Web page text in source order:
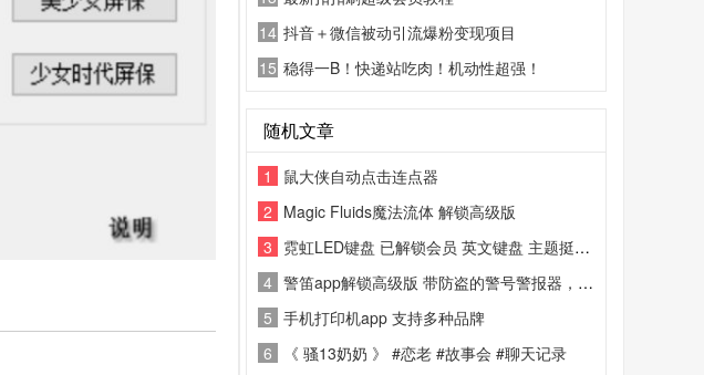
14 抖音＋微信被动引流爆粉变现项目
15 稳得一B！快递站吃肉！机动性超强！
随机文章
1
鼠大侠自动点击连点器
2 Magic Fluids魔法流体 解锁高级版
3 霓虹LED键盘 已解锁会员 英文键盘 主题挺多的
4 警笛app解锁高级版 带防盗的警号警报器，警号铃声和带声音的闪光灯
5 手机打印机app 支持多种品牌
6
《 骚13奶奶 》 #恋老 #故事会 #聊天记录